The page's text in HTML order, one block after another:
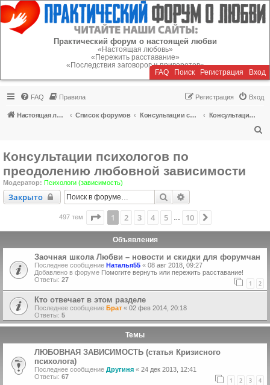
Регистрация
Практический форум о настоящей любви
«Настоящая любовь»
«Пережить расставание»
«Последствия заговоров и приворотов»
FAQ Поиск Регистрация Вход
FAQ Правила Вход
Регистрация
Настоящая любовь Список форумов Консультации специалистов
Консультации психологов по преодолению любовной зависимости
Консультации психологов по
преодолению любовной зависимости
Модератор: Психологи (зависимость)
Закрыто
Закрыто Поиск
497 тем Страница из 10
1 2 3 4 5 10
Объявления
Заочная школа Любви – новости и скидки для форумчан
Последнее сообщение Наталья55 « 08 авг 2018, 09:27
Добавлено в форуме Помогите вернуть или пережить расставание!
Ответы: 27 1 2
Кто отвечает в этом разделе
Последнее сообщение Брат « 02 фев 2014, 20:18
Ответы: 5
Темы
ЛЮБОВНАЯ ЗАВИСИМОСТЬ (статья Кризисного
психолога)
Последнее сообщение Другиня « 24 дек 2013, 12:41
Ответы: 67 1 2 3 4